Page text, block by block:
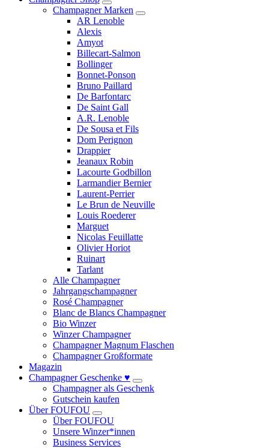
Champagner Marken
AR Lenoble
Alexis
Amyot
Billecart-Salmon
Bollinger
Bonnet-Ponson
Bruno Paillard
De Barfontarc
De Saint Gall
A.R. Lenoble
De Sousa et Fils
Dom Perignon
Drappier
Jeanaux Robin
Lacourte Godbillon
Larmandier Bernier
Laurent-Perrier
Le Brun de Neuville
Louis Roederer
Marguet
Nicolas Feuillatte
Olivier Horiot
Ruinart
Tarlant
Alle Champagner
Jahrgangschampagner
Rosé Champagner
Blanc de Blancs Champagner
Bio Winzer
Winzer Champagner
Champagner Magnum Flaschen
Champagner Großformate
Magazin
Champagner Geschenke ♥
Champagner als Geschenk
Gutschein kaufen
Über FOUFOU
Über FOUFOU
Unsere Winzer*innen
Business Services